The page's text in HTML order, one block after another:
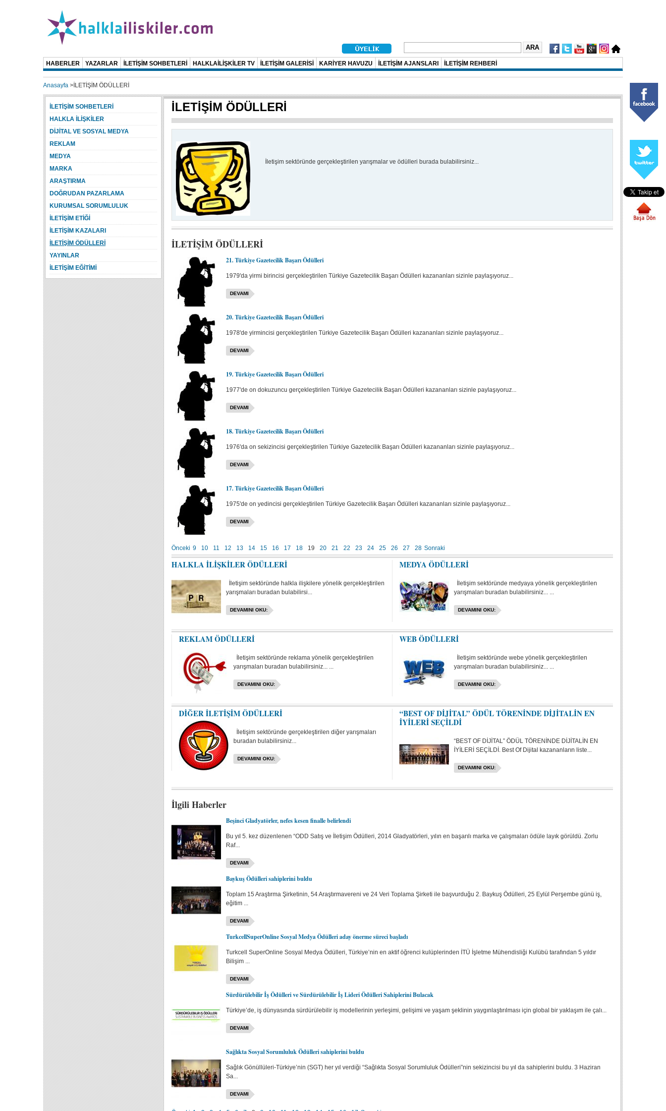
HABERLER YAZARLAR İLETİŞİM SOHBETLERİ HALKLAİLİŞKİLER TV İLETİŞİM GALERİSİ KARİYER HAVUZU İLETİŞİM AJANSLARI İLETİŞİM REHBERİ
Anasayfa > İLETİŞİM ÖDÜLLERİ
İLETİŞİM ÖDÜLLERİ
İletişim sektöründe gerçekleştirilen yarışmalar ve ödülleri burada bulabilirsiniz...
İLETİŞİM ÖDÜLLERİ
21. Türkiye Gazetecilik Başarı Ödülleri
1979'da yirmi birincisi gerçekleştirilen Türkiye Gazetecilik Başarı Ödülleri kazananları sizinle paylaşıyoruz...
DEVAMI
20. Türkiye Gazetecilik Başarı Ödülleri
1978'de yirmincisi gerçekleştirilen Türkiye Gazetecilik Başarı Ödülleri kazananları sizinle paylaşıyoruz...
DEVAMI
19. Türkiye Gazetecilik Başarı Ödülleri
1977'de on dokuzuncu gerçekleştirilen Türkiye Gazetecilik Başarı Ödülleri kazananları sizinle paylaşıyoruz...
DEVAMI
18. Türkiye Gazetecilik Başarı Ödülleri
1976'da on sekizincisi gerçekleştirilen Türkiye Gazetecilik Başarı Ödülleri kazananları sizinle paylaşıyoruz...
DEVAMI
17. Türkiye Gazetecilik Başarı Ödülleri
1975'de on yedincisi gerçekleştirilen Türkiye Gazetecilik Başarı Ödülleri kazananları sizinle paylaşıyoruz...
DEVAMI
Önceki 9 10 11 12 13 14 15 16 17 18 19 20 21 22 23 24 25 26 27 28 Sonraki
HALKLA İLİŞKİLER ÖDÜLLERİ
İletişim sektöründe halkla ilişkilere yönelik gerçekleştirilen
yarışmaları buradan bulabilirsi...
DEVAMINI OKU:
MEDYA ÖDÜLLERİ
İletişim sektöründe medyaya yönelik gerçekleştirilen
yarışmaları buradan bulabilirsiniz... ...
DEVAMINI OKU:
REKLAM ÖDÜLLERİ
İletişim sektöründe reklama yönelik gerçekleştirilen
yarışmaları buradan bulabilirsiniz... ...
DEVAMINI OKU:
WEB ÖDÜLLERİ
İletişim sektöründe webe yönelik gerçekleştirilen
yarışmaları buradan bulabilirsiniz... ...
DEVAMINI OKU:
DİĞER İLETİŞİM ÖDÜLLERİ
İletişim sektöründe gerçekleştirilen diğer yarışmaları
buradan bulabilirsiniz...
DEVAMINI OKU:
“BEST OF DİJİTAL” ÖDÜL TÖRENİNDE DİJİTALİN EN
İYİLERİ SEÇİLDİ
“BEST OF DİJİTAL” ÖDÜL TÖRENİNDE DİJİTALİN EN
İYİLERİ SEÇİLDİ. Best Of Dijital kazananların liste...
DEVAMINI OKU:
İlgili Haberler
Beşinci Gladyatörler, nefes kesen finalle belirlendi
Bu yıl 5. kez düzenlenen “ODD Satış ve İletişim Ödülleri, 2014 Gladyatörleri, yılın en başarılı marka ve çalışmaları ödüle layık görüldü. Zorlu
Raf...
DEVAMI
Baykuş Ödülleri sahiplerini buldu
Toplam 15 Araştırma Şirketinin, 54 Araştırmavereni ve 24 Veri Toplama Şirketi ile başvurduğu 2. Baykuş Ödülleri, 25 Eylül Perşembe günü iş,
eğitim ...
DEVAMI
TurkcellSuperOnline Sosyal Medya Ödülleri aday önerme süreci başladı
Turkcell SuperOnline Sosyal Medya Ödülleri, Türkiye’nin en aktif öğrenci kulüplerinden İTÜ İşletme Mühendisliği Kulübü tarafından 5 yıldır
Bilişim ...
DEVAMI
Sürdürülebilir İş Ödülleri ve Sürdürülebilir İş Lideri Ödülleri Sahiplerini Bulacak
Türkiye’de, iş dünyasında sürdürülebilir iş modellerinin yerleşimi, gelişimi ve yaşam şeklinin yaygınlaştırılması için global bir yaklaşım ile çalı...
DEVAMI
Sağlıkta Sosyal Sorumluluk Ödülleri sahiplerini buldu
Sağlık Gönüllüleri-Türkiye’nin (SGT) her yıl verdiği “Sağlıkta Sosyal Sorumluluk Ödülleri”nin sekizincisi bu yıl da sahiplerini buldu. 3 Haziran
Sa...
DEVAMI
İLETİŞİM SOHBETLERİ
HALKLA İLİŞKİLER
DİJİTAL VE SOSYAL MEDYA
REKLAM
MEDYA
MARKA
ARAŞTIRMA
DOĞRUDAN PAZARLAMA
KURUMSAL SORUMLULUK
İLETİŞİM ETİĞİ
İLETİŞİM KAZALARI
İLETİŞİM ÖDÜLLERİ
YAYINLAR
İLETİŞİM EĞİTİMİ